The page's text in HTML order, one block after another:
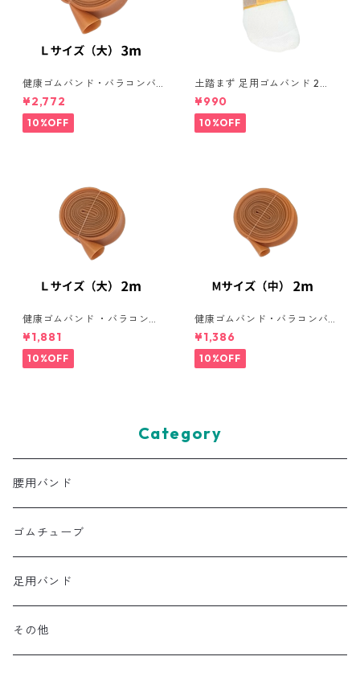
健康ゴムバンド・バラコンバ
ンド L (大) 3ｍ （約幅３９ｍ
ｍ×長さ３m）ゴムチューブ 腰
痛改善 骨盤調整 仙腸関節障
害調整ゴムチューブ 姿勢矯
¥2,772
10%OFF
土踏まず 足用ゴムバンド 2本
入り バラコンバンドシリー
ズ 足の指圧 マッサージ リラ
ックス 疲労緩和 外反母趾
¥990
10%OFF
健康ゴムバンド ・バラコンバ
ンドL (大) 2ｍ(約幅３９ｍｍ×
長さ２ｍ） ゴムチューブ 腰痛
改善 骨盤調整 仙腸関節障害調
整ゴムチューブ 姿勢矯正 リ
¥1,881
10%OFF
健康ゴムバンド・バラコンバ
ンド M (中) 2ｍ （約幅２５ｍ
ｍ×長さ２m）ゴムチューブ 腰
痛改善 骨盤調整 仙腸関節障
害調整ゴムチューブ 姿勢矯
¥1,386
10%OFF
Category
腰用バンド
ゴムチューブ
足用バンド
その他